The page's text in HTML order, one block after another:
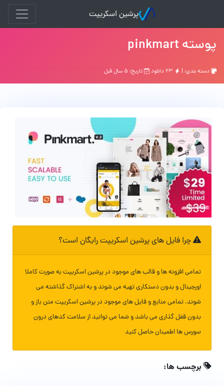
پرشین اسکریپت
پوسته pinkmart
دسته بندی: | تاریخ: ۵ سال قبل
چرا فایل های پرشین اسکریپت رایگان است؟
تمامی افزونه ها و قالب های موجود در پرشین اسکریپت به صورت کاملا
اورجینال و بدون دستکاری تهیه می شوند و به اشتراک گذاشته می
شوند. تمامی منابع و فایل های موجود در پرشین اسکریپت متن باز و
بدون قفل گذاری می باشد و شما می توانید از سلامت کدهای درون
سورس ها اطمینان حاصل کنید
برچسب ها: